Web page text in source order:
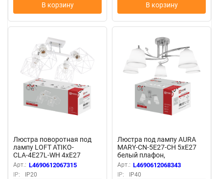
В корзину В корзину
Люстра поворотная под
лампу LOFT ATIKO-
СLА-4E27L-WH 4хЕ27
белый, хром IN HOME
Арт.: L4690612067315
IP:
IP20
Люстра под лампу AURA
MARY-СN-5E27-CH 5xЕ27
белый плафон,
хромированный корпус IN
HOME
Арт.: L4690612068343
IP:
IP40